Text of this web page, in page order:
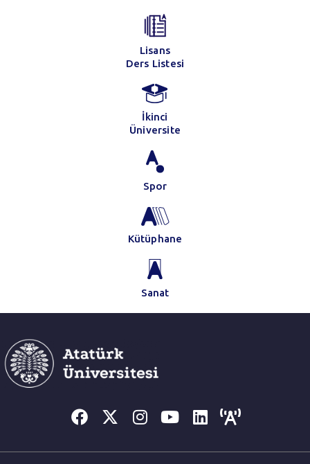
Lisans
Ders Listesi
İkinci
Üniversite
Spor
Kütüphane
Sanat